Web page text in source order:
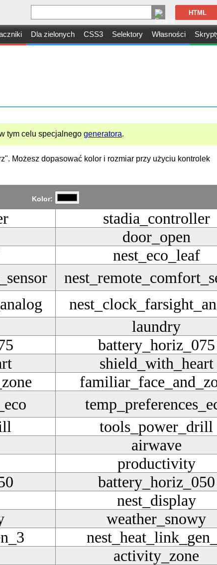
Dla zielonych CSS3 Selektory Własności
HTML
tym celu specjalnego generatora.
Możesz dopasować kolor i rozmiar przy użyciu kontrolek
Kolor:
stadia_controller
door_open
nest_eco_leaf
laundry
battery_horiz_075
shield_with_heart
tools_power_drill
airwave
productivity
battery_horiz_050
nest_display
weather_snowy
activity_zone